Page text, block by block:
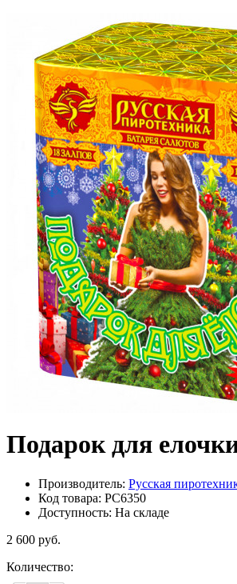
Подарок для
Производитель: Русская
Код товара: РС6350
Доступность: На складе
2 600 руб.
Количество: